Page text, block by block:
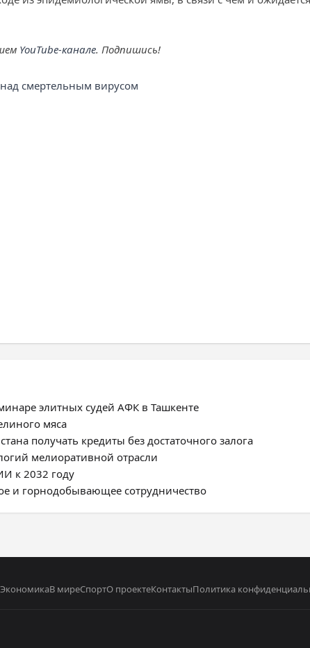
YouTube-канале. Подпишись!
смертельным вирусом
элитных судей АФК в Ташкенте
мяса
получать кредиты без достаточного залога
мелиоративной отрасли
к 2032 году
и горнодобывающее сотрудничество
ЭкономикаВ миреСпортО проектеКонтактыПолитика